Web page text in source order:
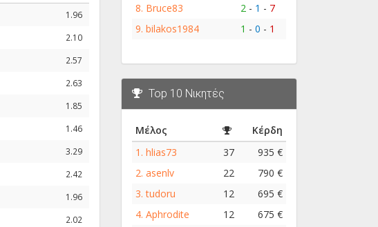
1.96
2.10
2.57
2.63
1.85
1.46
3.29
2.42
1.96
2.02
8. Bruce83 2- 1 - 7
9. bilakos1984 1 - 0 - 1
Top 10 Νικητές
Μέλος
Κέρδη
1. hlias73 37
935 €
2. asenlv 22
790 €
3.tudoru 12
695 €
4. Aphrodite 12
675 €